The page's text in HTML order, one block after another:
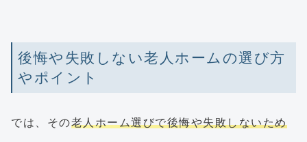
後悔や失敗しない老人ホームの選び方
やポイント
では、その老人ホーム選びで後悔や失敗しないため